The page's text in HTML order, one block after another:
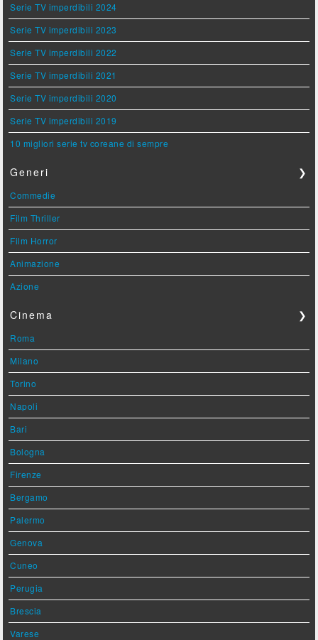
Serie TV imperdibili 2024
Serie TV imperdibili 2023
Serie TV imperdibili 2022
Serie TV imperdibili 2021
Serie TV imperdibili 2020
Serie TV imperdibili 2019
10 migliori serie tv coreane di sempre
Generi ❯
Commedie
Film Thriller
Film Horror
Animazione
Azione
Cinema ❯
Roma
Milano
Torino
Napoli
Bari
Bologna
Firenze
Bergamo
Palermo
Genova
Cuneo
Perugia
Brescia
Varese